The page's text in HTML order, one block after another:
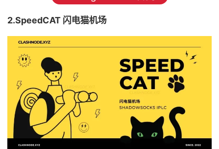
2.SpeedCAT 闪电猫机场